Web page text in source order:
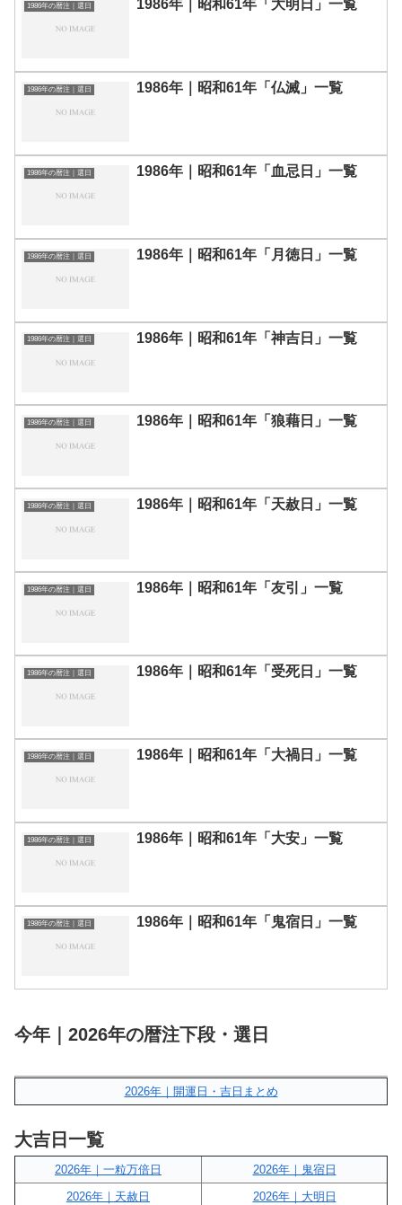
1986年の暦注｜選日 1986年｜昭和61年「大明日」一覧
1986年の暦注｜選日 1986年｜昭和61年「仏滅」一覧
1986年の暦注｜選日 1986年｜昭和61年「血忌日」一覧
1986年の暦注｜選日 1986年｜昭和61年「月徳日」一覧
1986年の暦注｜選日 1986年｜昭和61年「神吉日」一覧
1986年の暦注｜選日 1986年｜昭和61年「狼藉日」一覧
1986年の暦注｜選日 1986年｜昭和61年「天赦日」一覧
1986年の暦注｜選日 1986年｜昭和61年「友引」一覧
1986年の暦注｜選日 1986年｜昭和61年「受死日」一覧
1986年の暦注｜選日 1986年｜昭和61年「大禍日」一覧
1986年の暦注｜選日 1986年｜昭和61年「大安」一覧
1986年の暦注｜選日 1986年｜昭和61年「鬼宿日」一覧
今年｜2026年の暦注下段・選日
2026年｜開運日・吉日まとめ
大吉日一覧
2026年｜一粒万倍日
2026年｜鬼宿日
2026年｜天赦日
2026年｜大明日